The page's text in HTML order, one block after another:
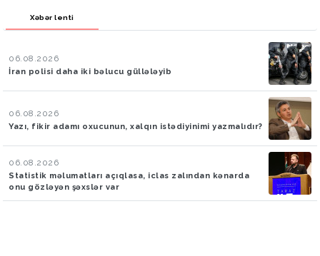
Xəbər lenti
06.08.2026
İran polisi daha iki bəlucu güllələyib
06.08.2026
Yazı, fikir adamı oxucunun, xalqın istədiyinimi yazmalıdır?
06.08.2026
Statistik məlumatları açıqlasa, iclas zalından kənarda
onu gözləyən şəxslər var